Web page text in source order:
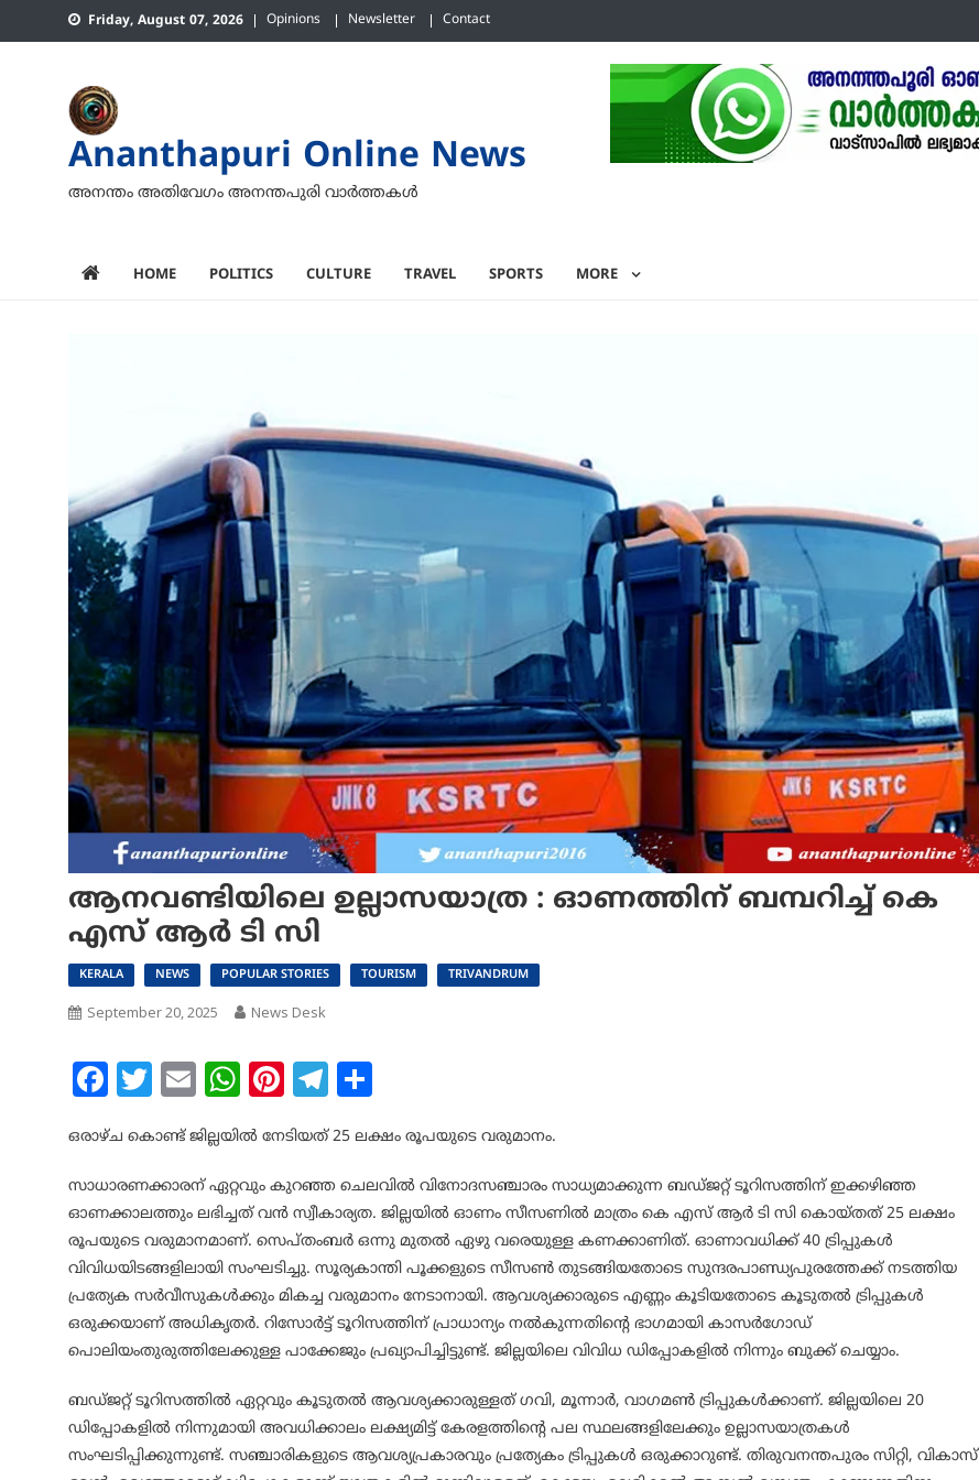
to
Friday, August 07, 2026 Opinions Newsletter Contact
Ananthapuri Online News
അനന്തം അതിവേഗം അനന്തപുരി വാര്‍ത്തകള്‍
HOME POLITICS CULTURE TRAVEL SPORTS MORE
ആനവണ്ടിയിലെ ഉല്ലാസയാത്ര : ഓണത്തിന് ബമ്പറിച്ച് കെ
എസ് ആർ ടി സി
KERALA NEWS POPULAR STORIES TOURISM TRIVANDRUM
September 20, 2025 News Desk
Facebook
Twitter
EmailWhatsApp
Pinterest
Telegram
ഒരാഴ്ച കൊണ്ട് ജില്ലയിൽ നേടിയത് 25 ലക്ഷം രൂപയുടെ വരുമാനം.
സാധാരണക്കാരന് ഏറ്റവും കുറഞ്ഞ ചെലവിൽ വിനോദസഞ്ചാരം സാധ്യമാക്കുന്ന ബഡ്ജറ്റ് ടൂറിസത്തിന് ഇക്കഴിഞ്ഞ
ഓണക്കാലത്തും ലഭിച്ചത് വൻ സ്വീകാര്യത. ജില്ലയിൽ ഓണം സീസണിൽ മാത്രം കെ എസ് ആർ ടി സി കൊയ്തത് 25 ലക്ഷം
രൂപയുടെ വരുമാനമാണ്. സെപ്തംബർ ഒന്നു മുതൽ ഏഴു വരെയുള്ള കണക്കാണിത്. ഓണാവധിക്ക് 40 ട്രിപ്പുകൾ
വിവിധയിടങ്ങളിലായി സംഘടിച്ചു. സൂര്യകാന്തി പൂക്കളുടെ സീസൺ തുടങ്ങിയതോടെ സുന്ദരപാണ്ഡ്യപുരത്തേക്ക് നടത്തിയ
പ്രത്യേക സർവീസുകൾക്കും മികച്ച വരുമാനം നേടാനായി. ആവശ്യക്കാരുടെ എണ്ണം കൂടിയതോടെ കൂടുതൽ ട്രിപ്പുകൾ
ഒരുക്കയാണ് അധികൃതർ. റിസോർട്ട് ടൂറിസത്തിന് പ്രാധാന്യം നൽകുന്നതിന്റെ ഭാഗമായി കാസർഗോഡ്
പൊലിയംതുരുത്തിലേക്കുള്ള പാക്കേജും പ്രഖ്യാപിച്ചിട്ടുണ്ട്. ജില്ലയിലെ വിവിധ ഡിപ്പോകളിൽ നിന്നും ബുക്ക് ചെയ്യാം.
ബഡ്ജറ്റ് ടൂറിസത്തിൽ ഏറ്റവും കൂടുതൽ ആവശ്യക്കാരുള്ളത് ഗവി, മൂന്നാർ, വാഗമൺ ട്രിപ്പുകൾക്കാണ്. ജില്ലയിലെ 20
ഡിപ്പോകളിൽ നിന്നുമായി അവധിക്കാലം ലക്ഷ്യമിട്ട് കേരളത്തിന്റെ പല സ്ഥലങ്ങളിലേക്കും ഉല്ലാസയാത്രകൾ
സംഘടിപ്പിക്കുന്നുണ്ട്. സഞ്ചാരികളുടെ ആവശ്യപ്രകാരവും പ്രത്യേകം ട്രിപ്പുകൾ ഒരുക്കാറുണ്ട്. തിരുവനന്തപുരം സിറ്റി, വികാസ്